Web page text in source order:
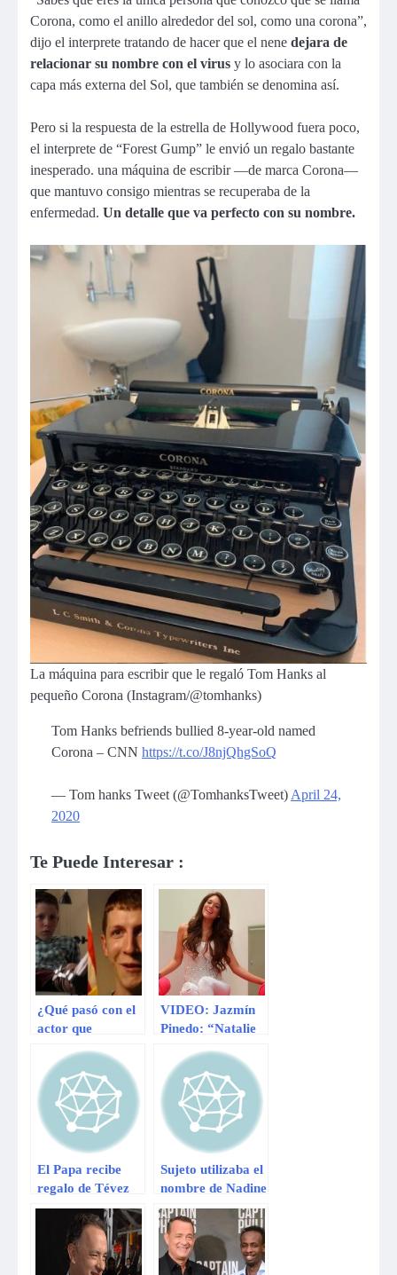
Corona, como el anillo alrededor del sol, como una corona”,
dijo el interprete tratando de hacer que el nene dejara de
relacionar su nombre con el virus y lo asociara con la
capa más externa del Sol, que también se denomina así.
Pero si la respuesta de la estrella de Hollywood fuera poco,
el interprete de “Forest Gump” le envió un regalo bastante
inesperado. una máquina de escribir —de marca Corona—
que mantuvo consigo mientras se recuperaba de la
enfermedad. Un detalle que va perfecto con su nombre.
La máquina para escribir que le regaló Tom Hanks al
pequeño Corona (Instagram/@tomhanks)
Tom Hanks befriends bullied 8-year-old named
Corona – CNN https://t.co/J8njQhgSoQ
— Tom hanks Tweet (@TomhanksTweet) April 24,
2020
Te Puede Interesar :
¿Qué pasó con el
actor que
interpretó al niño
Forrest Gump?
VIDEO: Jazmín
Pinedo: “Natalie
Vértiz le regaló la
corona a Nicole
Faverón”
El Papa recibe
regalo de Tévez
Sujeto utilizaba el
nombre de Nadine
Heredia para
estafar